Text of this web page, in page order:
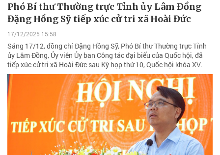
Phó Bí thư Thường trực Tỉnh ủy Lâm Đồng
Đặng Hồng Sỹ tiếp xúc cử tri xã Hoài Đức
17/12/2025 15:58
Sáng 17/12, đồng chí Đặng Hồng Sỹ, Phó Bí thư Thường trực Tỉnh
ủy Lâm Đồng, Ủy viên Ủy ban Công tác đại biểu của Quốc hội, đã
tiếp xúc cử tri xã Hoài Đức sau Kỳ họp thứ 10, Quốc hội khóa XV.